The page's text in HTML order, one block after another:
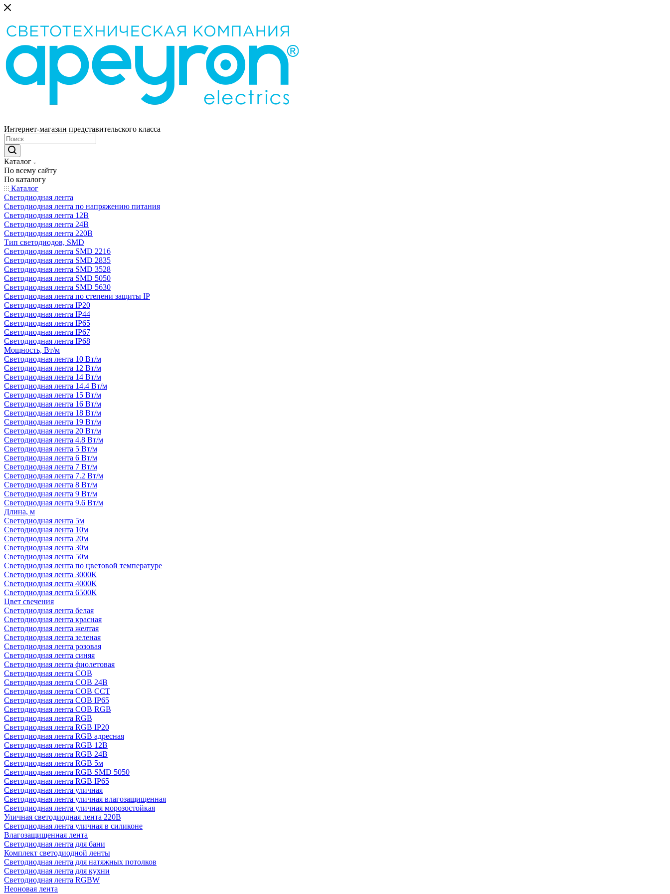
Интернет-магазин представительского класса
Каталог
По всему сайту
По каталогу
Каталог
Светодиодная лента
Светодиодная лента по напряжению питания
Светодиодная лента 12В
Светодиодная лента 24В
Светодиодная лента 220В
Тип светодиодов, SMD
Cветодиодная лента SMD 2216
Светодиодная лента SMD 2835
Светодиодная лента SMD 3528
Светодиодная лента SMD 5050
Светодиодная лента SMD 5630
Светодиодная лента по степени защиты IP
Светодиодная лента IP20
Светодиодная лента IP44
Светодиодная лента IP65
Светодиодная лента IP67
Светодиодная лента IP68
Мощность, Вт/м
Светодиодная лента 10 Вт/м
Светодиодная лента 12 Вт/м
Светодиодная лента 14 Вт/м
Светодиодная лента 14.4 Вт/м
Светодиодная лента 15 Вт/м
Светодиодная лента 16 Вт/м
Светодиодная лента 18 Вт/м
Светодиодная лента 19 Вт/м
Светодиодная лента 20 Вт/м
Светодиодная лента 4.8 Вт/м
Светодиодная лента 5 Вт/м
Светодиодная лента 6 Вт/м
Светодиодная лента 7 Вт/м
Светодиодная лента 7.2 Вт/м
Светодиодная лента 8 Вт/м
Светодиодная лента 9 Вт/м
Светодиодная лента 9.6 Вт/м
Длина, м
Светодиодная лента 5м
Светодиодная лента 10м
Светодиодная лента 20м
Светодиодная лента 30м
Светодиодная лента 50м
Светодиодная лента по цветовой температуре
Светодиодная лента 3000К
Светодиодная лента 4000К
Светодиодная лента 6500К
Цвет свечения
Светодиодная лента белая
Светодиодная лента красная
Светодиодная лента желтая
Светодиодная лента зеленая
Светодиодная лента розовая
Светодиодная лента синяя
Светодиодная лента фиолетовая
Светодиодная лента COB
Светодиодная лента COB 24В
Светодиодная лента COB CCT
Светодиодная лента COB IP65
Светодиодная лента COB RGB
Светодиодная лента RGB
Светодиодная лента RGB IP20
Светодиодная лента RGB адресная
Светодиодная лента RGB 12В
Светодиодная лента RGB 24В
Светодиодная лента RGB 5м
Светодиодная лента RGB SMD 5050
Светодиодная лента RGB IP65
Светодиодная лента уличная
Светодиодная лента уличная влагозащищенная
Светодиодная лента уличная морозостойкая
Уличная светодиодная лента 220В
Светодиодная лента уличная в силиконе
Влагозащищенная лента
Светодиодная лента для бани
Комплект светодиодной ленты
Светодиодная лента для натяжных потолков
Светодиодная лента для кухни
Светодиодная лента RGBW
Неоновая лента